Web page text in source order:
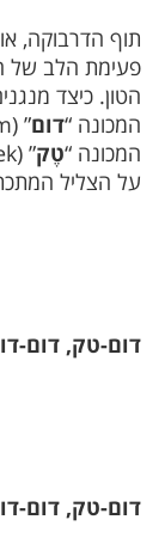
תוף הדרבוקה,
פעימת הלב של
הטון. כיצד
המכונה “דום” (
המכונה “טֶק” (
על הצליל
דום-טק, דום-
דום-טק, דום-